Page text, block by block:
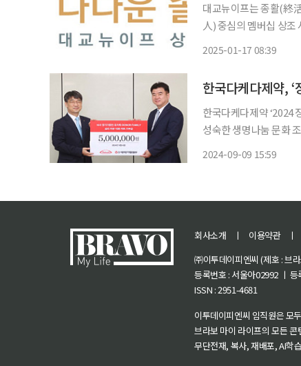
대교뉴이프는 종활(終
人) 중심의 멤버십 상조 서비
2025-01-17 08:39
한국다케다제약,
한국다케다제약 ‘2024
성숙한 생명나눔 문화 조성을
2024-09-09 15:59
회사소개 ㅣ 이용약관 ㅣ
㈜이투데이피엔씨 (제호 : 브
등록번호 : 서울아02992 ㅣ
ISSN : 2951-4681
이투데이피엔씨 임직원은 모
브라보 마이 라이프의 모든
무단전재, 복사, 재배포, AI학